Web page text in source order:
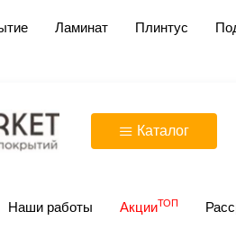
Ламинат Плинтус
Каталог
Наши работы АкцииТОП